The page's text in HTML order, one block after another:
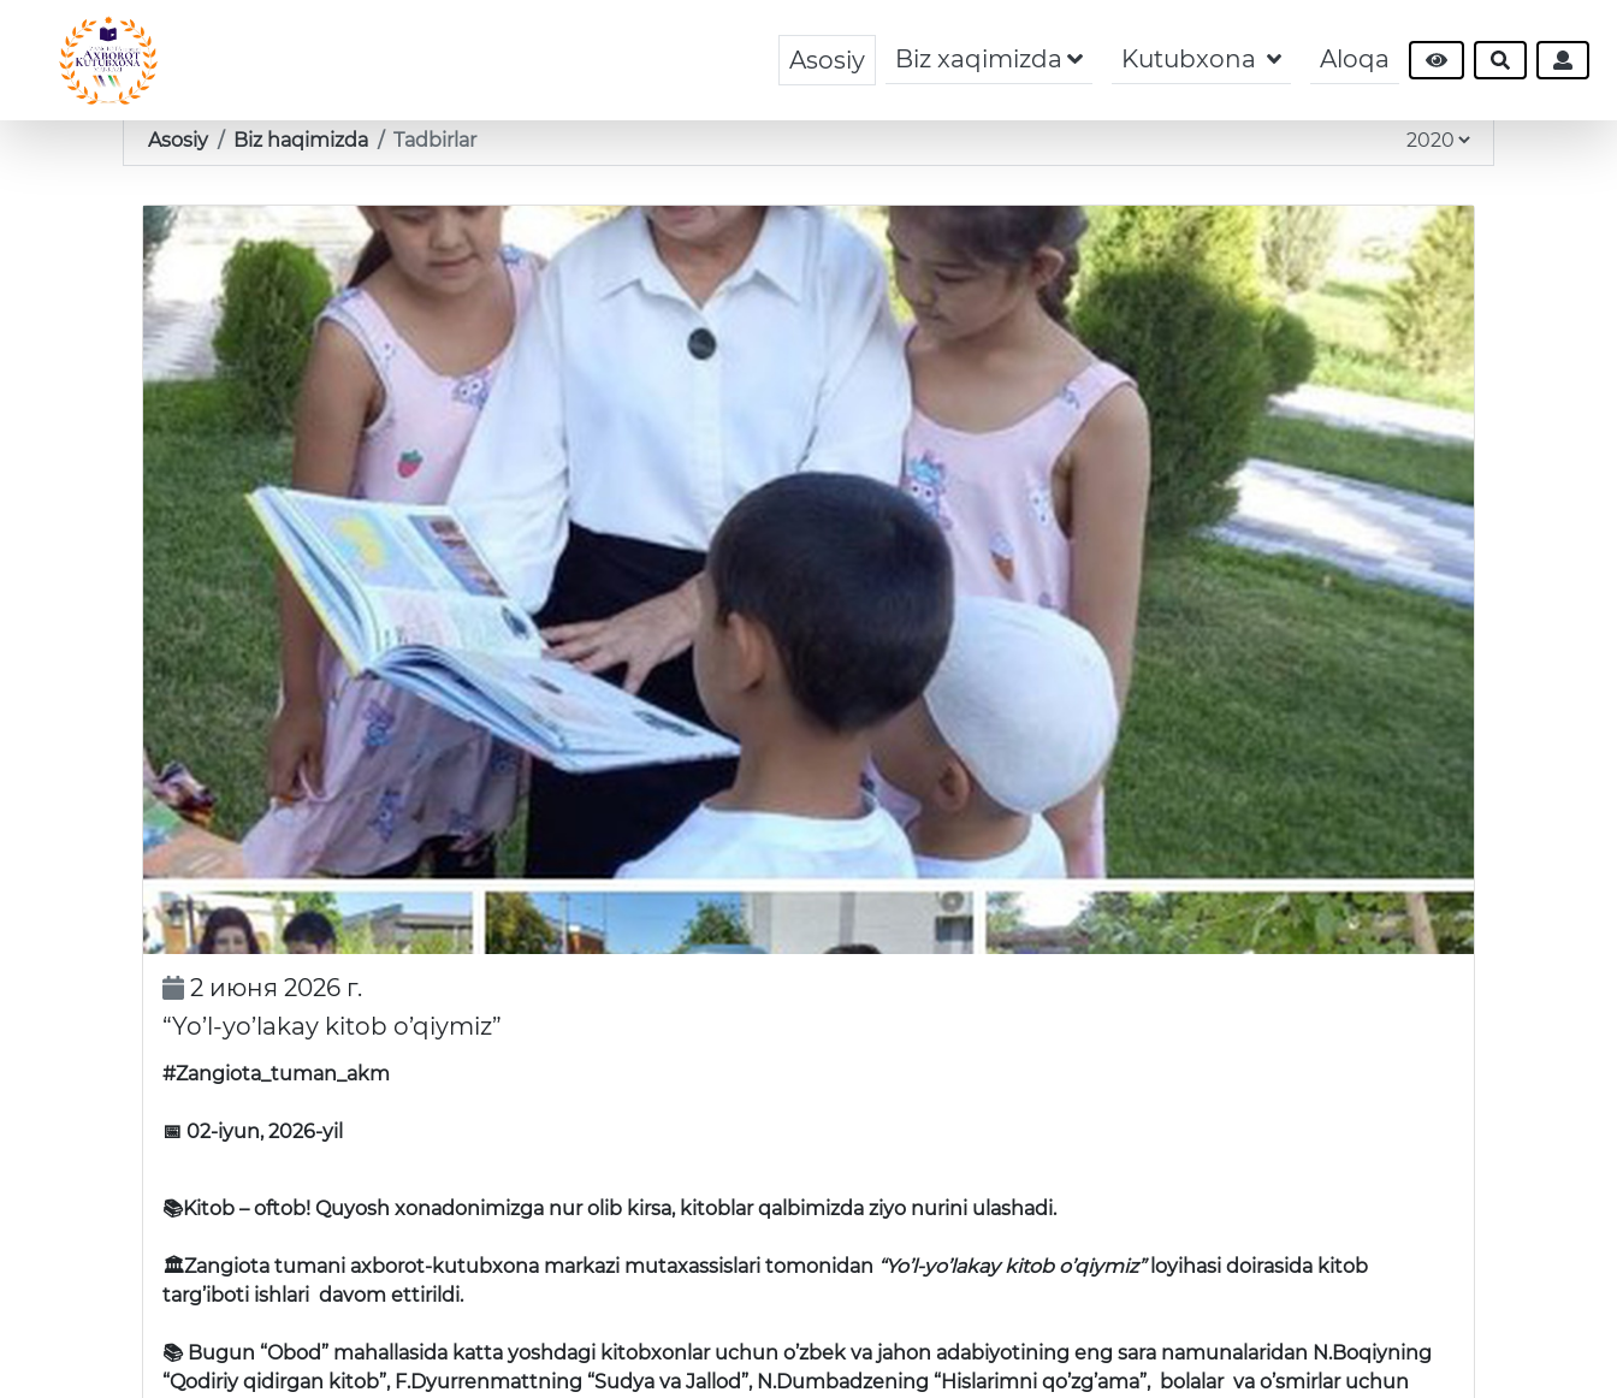
Asosiy Biz xaqimizda Kutubxona Aloqa
Asosiy Biz haqimizda Tadbirlar
2 июня 2026 г.
“Yo’l-yo’lakay kitob o’qiymiz”
#Zangiota_tuman_akm
📅 02-iyun, 2026-yil
📚Kitob – oftob! Quyosh xonadonimizga nur olib kirsa, kitoblar qalbimizda ziyo nurini ulashadi.
🏛Zangiota tumani axborot-kutubxona markazi mutaxassislari tomonidan “Yo’l-yo’lakay kitob o’qiymiz”loyihasi doirasida kitob
targ’iboti ishlari davom ettirildi.
📚 Bugun “Obod” mahallasida katta yoshdagi kitobxonlar uchun o’zbek va jahon adabiyotining eng sara namunalaridan N.Boqiyning
“Qodiriy qidirgan kitob”, F.Dyurrenmattning “Sudya va Jallod”, N.Dumbadzening “Hislarimni qo’zg’ama”, bolalar va o’smirlar uchun